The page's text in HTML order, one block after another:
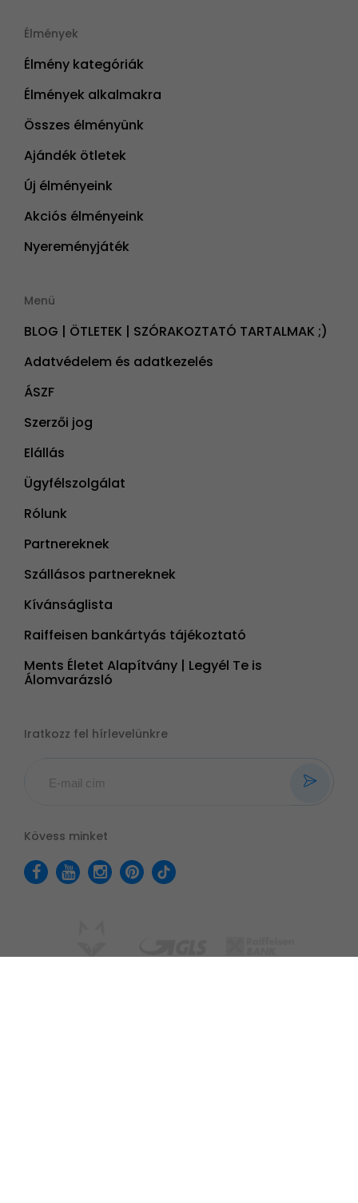
Élmények
Élmény kategóriák
Élmények alkalmakra
Összes élményünk
Ajándék ötletek
Új élményeink
Akciós élményeink
Nyereményjáték
Menü
BLOG | ÖTLETEK | SZÓRAKOZTATÓ TARTALMAK ;)
Adatvédelem és adatkezelés
ÁSZF
Szerzői jog
Elállás
Ügyfélszolgálat
Rólunk
Partnereknek
Szállásos partnereknek
Kívánságlista
Raiffeisen bankártyás tájékoztató
Ments Életet Alapítvány | Legyél Te is
Álomvarázsló
Iratkozz fel hírlevelünkre
Kövess minket